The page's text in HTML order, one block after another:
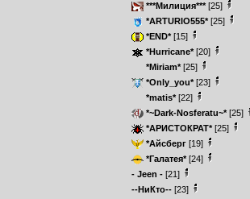
***Милиция***[25]
*ARTURIO555*[25]
*END*[15]
*Hurricane*[20]
*Miriam*[25]
*Only_you*[23]
*matis*[22]
*~Dark-Nosferatu~*[25]
*АРИСТОКРАТ*[25]
*Айсберг [19]
*Галатея*[24]
- Jeen - [21]
--НиКто-- [23]